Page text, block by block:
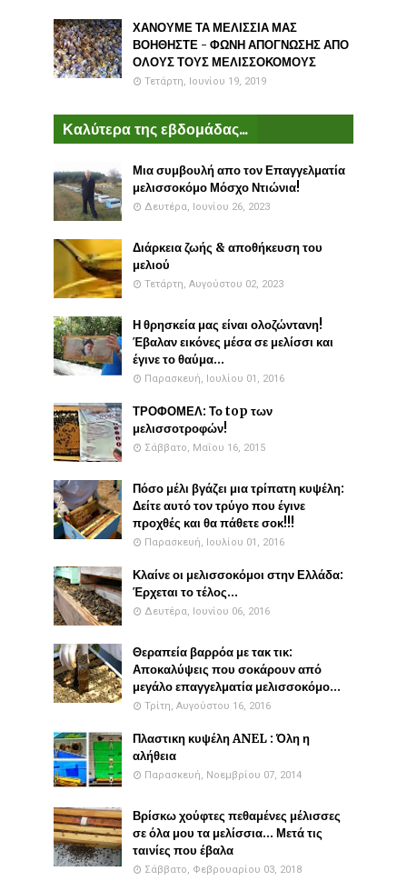
ΧΑΝΟΥΜΕ ΤΑ ΜΕΛΙΣΣΙΑ ΜΑΣ
ΒΟΗΘΗΣΤΕ - ΦΩΝΗ ΑΠΟΓΝΩΣΗΣ ΑΠΟ
ΟΛΟΥΣ ΤΟΥΣ ΜΕΛΙΣΣΟΚΟΜΟΥΣ
Τετάρτη, Ιουνίου 19, 2019
Καλύτερα της εβδομάδας...
Μια συμβουλή απο τον Επαγγελματία
μελισσοκόμο Μόσχο Ντιώνια!
Δευτέρα, Ιουνίου 26, 2023
Διάρκεια ζωής & αποθήκευση του
μελιού
Τετάρτη, Αυγούστου 02, 2023
Η θρησκεία μας είναι ολοζώντανη!
Έβαλαν εικόνες μέσα σε μελίσσι και
έγινε το θαύμα...
Παρασκευή, Ιουλίου 01, 2016
ΤΡΟΦΟΜΕΛ: Το top των
μελισσοτροφών!
Σάββατο, Μαΐου 16, 2015
Πόσο μέλι βγάζει μια τρίπατη κυψέλη:
Δείτε αυτό τον τρύγο που έγινε
προχθές και θα πάθετε σοκ!!!
Παρασκευή, Ιουλίου 01, 2016
Κλαίνε οι μελισσοκόμοι στην Ελλάδα:
Έρχεται το τέλος...
Δευτέρα, Ιουνίου 06, 2016
Θεραπεία βαρρόα με τακ τικ:
Αποκαλύψεις που σοκάρουν από
μεγάλο επαγγελματία μελισσοκόμο...
Τρίτη, Αυγούστου 16, 2016
Πλαστικη κυψέλη ANEL : Όλη η
αλήθεια
Παρασκευή, Νοεμβρίου 07, 2014
Βρίσκω χούφτες πεθαμένες μέλισσες
σε όλα μου τα μελίσσια... Μετά τις
ταινίες που έβαλα
Σάββατο, Φεβρουαρίου 03, 2018